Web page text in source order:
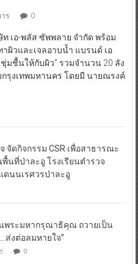
ร 0
เอ-พลัส ซัพพลาย จำกัด พร้อม
วและเจลอาบน้ำ แบรนด์ เอ
มชื้นให้กับผิว” รวมจำนวน 20 ลัง
รุงเทพมหานคร โดยมี นายณรงค์
จัดกิจกรรม CSR เพื่อสาธารณะ
นที่ป่าละอู โรงเรียนตำรวจ
ดนนเรศวรป่าละอู
พระมหากรุณาธิคุณ ถวายเป็น
ส่งต่อลมหายใจ”
0